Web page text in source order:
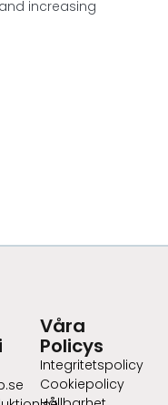
increasing
Våra
Policys
Integritetspolicy
Cookiepolicy